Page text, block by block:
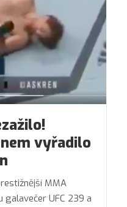
vyřadilo
MMA
UFC 239 a